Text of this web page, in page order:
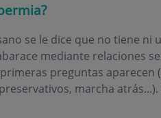
se le dice que no tiene
mediante relaciones
preguntas aparecen
marcha